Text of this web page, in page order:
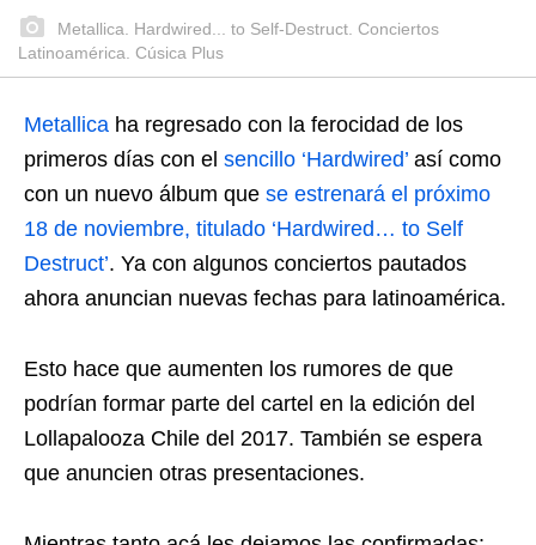
Metallica. Hardwired... to Self-Destruct. Conciertos
Latinoamérica. Cúsica Plus
Metallica ha regresado con la ferocidad de los
primeros días con el sencillo ‘Hardwired’ así como
con un nuevo álbum que se estrenará el próximo
18 de noviembre, titulado ‘Hardwired… to Self
Destruct’. Ya con algunos conciertos pautados
ahora anuncian nuevas fechas para latinoamérica.
Esto hace que aumenten los rumores de que
podrían formar parte del cartel en la edición del
Lollapalooza Chile del 2017. También se espera
que anuncien otras presentaciones.